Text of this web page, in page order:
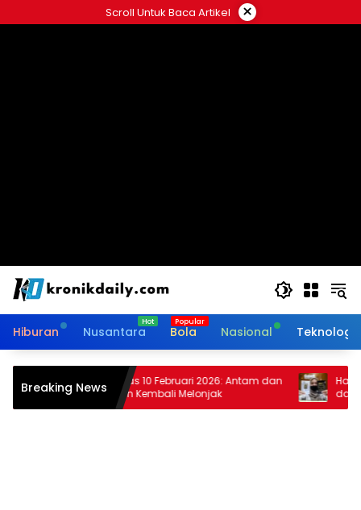
ke
Scroll Untuk Baca Artikel ×
Hiburan Nusantara Bola Nasional Teknologi
Breaking News
Harga Emas 10 Februari 2026: Antam dan
Pegadaian Kembali Melonjak
Harga
dan